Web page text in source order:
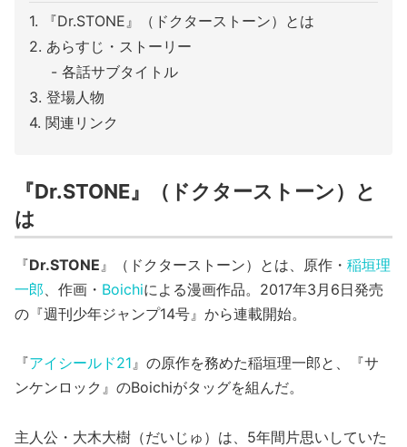
『Dr.STONE』（ドクターストーン）とは
あらすじ・ストーリー
各話サブタイトル
登場人物
関連リンク
『Dr.STONE』（ドクターストーン）と
は
『Dr.STONE』（ドクターストーン）とは、原作・ 稲垣理
一郎、作画・ Boichiによる漫画作品。2017年3月6日発売
の『週刊少年ジャンプ14号』から連載開始。
『アイシールド21』の原作を務めた稲垣理一郎と、『サ
ンケンロック』のBoichiがタッグを組んだ。
主人公・大木大樹（だいじゅ）は、5年間片思いしていた